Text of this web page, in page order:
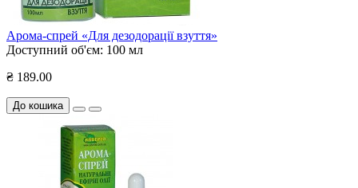
Арома-спрей «Для дезодорації взуття»
Доступний об'єм: 100 мл
₴ 189.00
До кошика